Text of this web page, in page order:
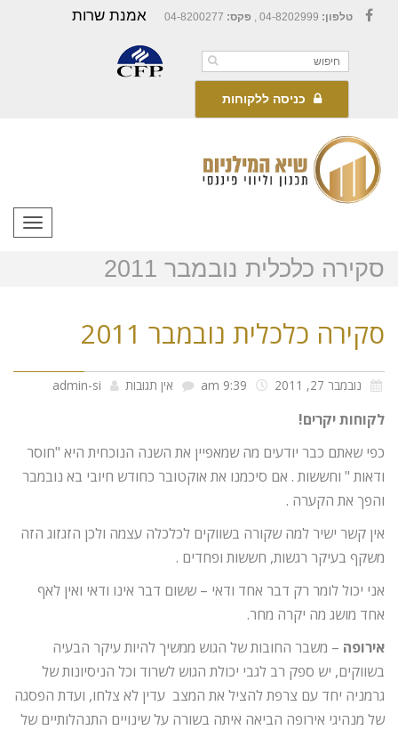
טלפון: פקס: אמנת שרות
כניסה ללקוחות
סקירה כלכלית נובמבר 2011
סקירה כלכלית נובמבר 2011
נובמבר 27, 2011 אין תגובות admin-si
לקוחות יקרים!
כפי שאתם כבר יודעים מה שמאפיין את השנה הנוכחית היא "חוסר
ודאות " וחששות . אם סיכמנו את אוקטובר כחודש חיובי בא נובמבר
והפך את הקערה .
אין קשר ישיר למה שקורה בשווקים לכלכלה עצמה ולכן הזגזוג הזה
משקף בעיקר רגשות, חששות ופחדים .
אני יכול לומר רק דבר אחד ודאי – ששום דבר אינו ודאי ואין לאף
אחד מושג מה יקרה מחר.
אירופה – משבר החובות של הגוש ממשיך להיות עיקר הבעיה
בשווקים, יש ספק רב לגבי יכולת הגוש לשרוד וכל הניסיונות של
גרמניה יחד עם צרפת להציל את המצב עדין לא צלחו, ועדת הפסגה
של מנהיגי אירופה הביאה איתה בשורה על שינויים התנהלותיים של